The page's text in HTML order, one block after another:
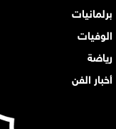
برلمانيات
الوفيات
رياضة
أخبار الفن